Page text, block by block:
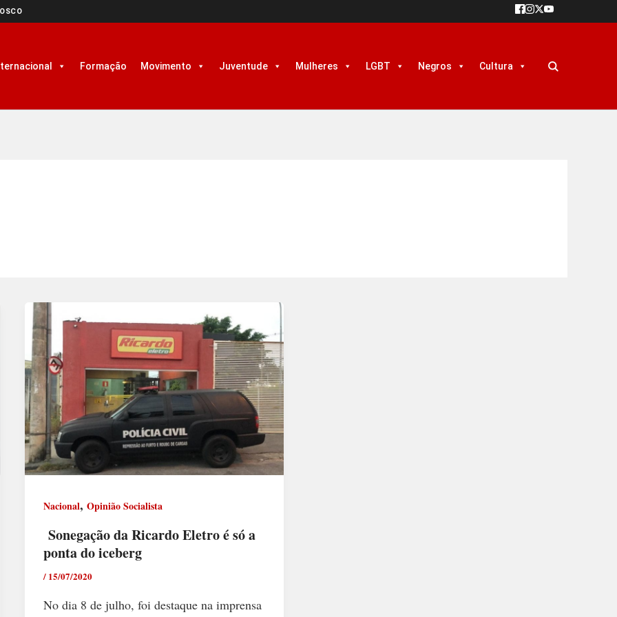
Formação Movimento Juventude Mulheres LGBT Negros Cultura
Nacional, Opinião Socialista
Sonegação da Ricardo Eletro é só a
ponta do iceberg
/ 15/07/2020
No dia 8 de julho, foi destaque na imprensa